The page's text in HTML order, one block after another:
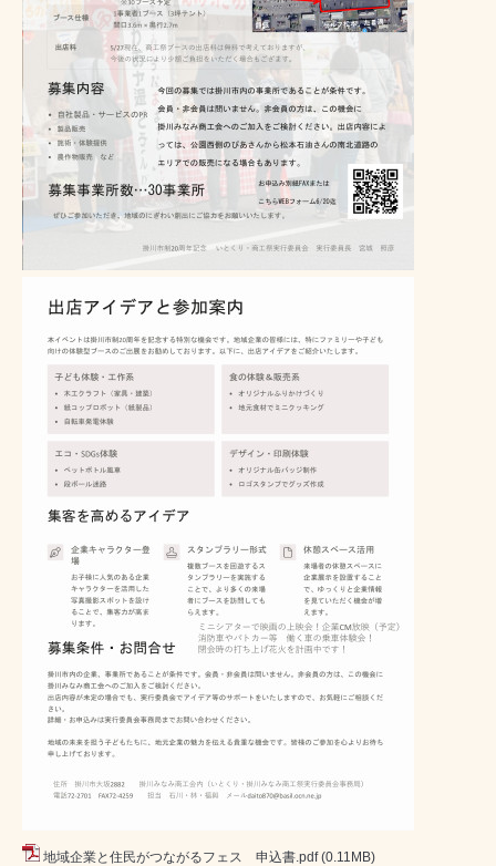
地域企業と住民がつながるフェス 申込書.pdf (0.11MB)